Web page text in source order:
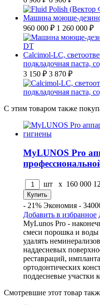
Машина моюще-
960 000 ₽ 1 260 000 ₽
Calcimol-LC,
подкладочная паста,
3 150 ₽ 3 870 ₽
С этим товаром также
MyLUNOS Pro
шт x 160 000
- 21% Экономия -
Добавить в избранное
MyLunos Pro -
смеси порошка и воды
удалять
наддесневых
реставраций,
ортодонтических
поддесневые участки
Смотревшие этот товар